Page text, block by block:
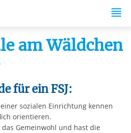
am Wäldchen
für ein FSJ:
sozialen Einrichtung kennen
orientieren.
Gemeinwohl und hast die